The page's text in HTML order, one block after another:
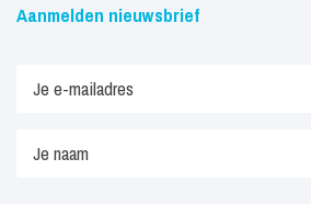
Aanmelden nieuwsbrief